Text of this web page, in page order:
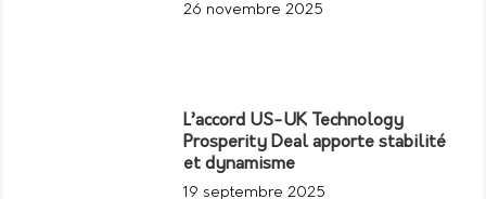
26 novembre 2025
L’accord US-UK Technology
Prosperity Deal apporte stabilité
et dynamisme
19 septembre 2025